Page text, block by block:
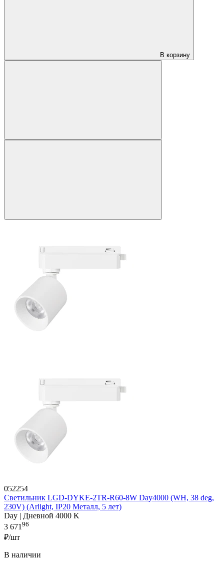
В корзину
052254
Светильник LGD-DYKE-2TR-R60-8W Day4000 (WH, 38 deg,
230V) (Arlight, IP20 Металл, 5 лет)
Day | Дневной 4000 K
3 67196
₽/шт
В наличии